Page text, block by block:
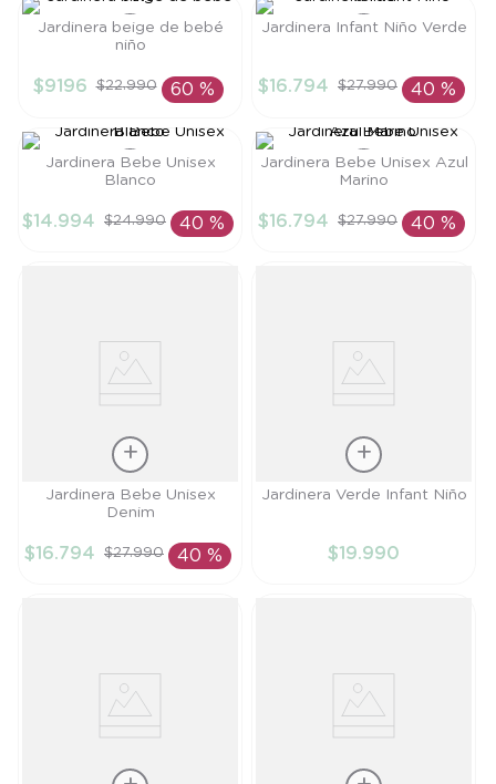
AÑADIR AL
CARRITO
Jardinera beige de bebé
niño
$9196 $22.990 60 %
AÑADIR AL
CARRITO
Jardinera Infant Niño Verde
$16.794 $27.990 40 %
Jardinera Bebe Unisex
Blanco
$14.994 $24.990 40 %
Jardinera Bebe Unisex Azul
Marino
$16.794 $27.990 40 %
Talla
AÑADIR AL
Jardinera Bebe Unisex
Denim
$16.794 $27.990 40 %
Talla
Jardinera Verde Infant Niño
$19.990
8.
saco
10
accesorios